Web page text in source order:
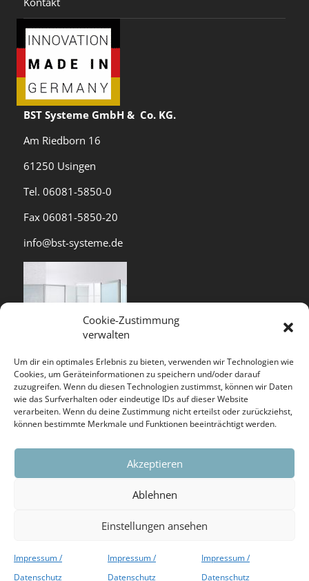
Cookie-Zustimmung
verwalten
Um dir ein optimales Erlebnis zu bieten, verwenden wir Technologien wie
Cookies, um Geräteinformationen zu speichern und/oder darauf
zuzugreifen. Wenn du diesen Technologien zustimmst, können wir Daten
wie das Surfverhalten oder eindeutige IDs auf dieser Website
verarbeiten. Wenn du deine Zustimmung nicht erteilst oder zurückziehst,
können bestimmte Merkmale und Funktionen beeinträchtigt werden.
Akzeptieren
Ablehnen
Einstellungen ansehen
Impressum /
Datenschutz
Impressum /
Datenschutz
Impressum /
Datenschutz
BST Systeme GmbH & Co. KG.
Am Riedborn 16
61250 Usingen
Tel. 06081-5850-0
Fax 06081-5850-20
info@bst-systeme.de
BST SYSTEME GMBH & CO. KG
wurde von ECOVADIS 2019 mit einer Bronze-
Weiter lesen….
Copyright 2026 BST-Systeme